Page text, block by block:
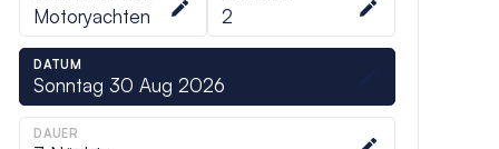
Motoryachten 2
DATUM
Sonntag 30 Aug 2026
DAUER